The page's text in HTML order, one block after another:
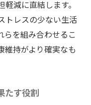
減に直結します。
トレスの少ない生活
らを組み合わせるこ
維持がより確実なも
たす役割